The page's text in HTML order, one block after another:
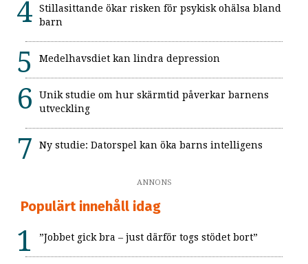
Stillasittande ökar risken för psykisk ohälsa bland
barn
Medelhavsdiet kan lindra depression
Unik studie om hur skärmtid påverkar barnens
utveckling
Ny studie: Datorspel kan öka barns intelligens
ANNONS
Populärt innehåll idag
”Jobbet gick bra – just därför togs stödet bort”